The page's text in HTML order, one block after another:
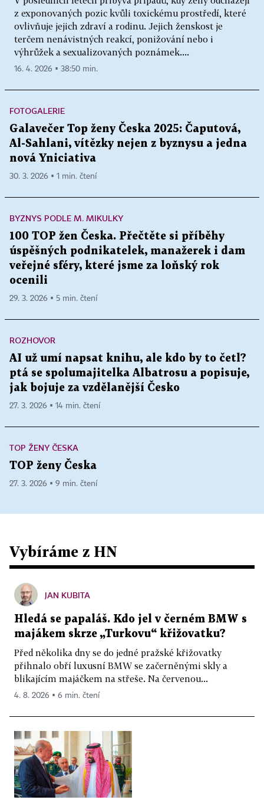
z exponovaných pozic kvůli toxickému prostředí, které
ovlivňuje jejich zdraví a rodinu. Jejich ženskost je
terčem nenávistných reakcí, ponižování nebo i
výhrůžek a sexualizovaných poznámek....
16. 4. 2026 ▪ 38:50 min.
FOTOGALERIE
Galavečer Top ženy Česka 2025: Čaputová,
Al-Sahlani, vítězky nejen z byznysu a jedna
nová Yniciativa
30. 3. 2026 ▪ 1 min. čtení
BYZNYS PODLE M. MIKULKY
100 TOP žen Česka. Přečtěte si příběhy
úspěšných podnikatelek, manažerek i dam
veřejné sféry, které jsme za loňský rok
ocenili
29. 3. 2026 ▪ 5 min. čtení
ROZHOVOR
AI už umí napsat knihu, ale kdo by to četl?
ptá se spolumajitelka Albatrosu a popisuje,
jak bojuje za vzdělanější Česko
27. 3. 2026 ▪ 14 min. čtení
TOP ŽENY ČESKA
TOP ženy Česka
27. 3. 2026 ▪ 9 min. čtení
Vybíráme z HN
JAN KUBITA
Hledá se papaláš. Kdo jel v černém BMW s
majákem skrze „Turkovu“ křižovatku?
Před několika dny se do jedné pražské křižovatky
přihnalo obří luxusní BMW se začerněnými skly a
blikajícím majáčkem na střeše. Na červenou...
4. 8. 2026 ▪ 6 min. čtení